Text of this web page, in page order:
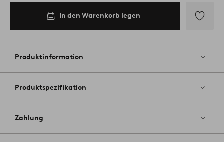
In den Warenkorb legen
Favoriten
Produktinformation
Produktspezifikation
Zahlung